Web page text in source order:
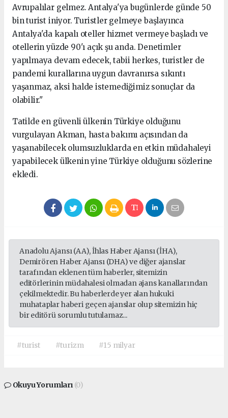
Avrupalılar gelmez. Antalya'ya bugünlerde günde 50
bin turist iniyor. Turistler gelmeye başlayınca
Antalya'da kapalı oteller hizmet vermeye başladı ve
otellerin yüzde 90'ı açık şu anda. Denetimler
yapılmaya devam edecek, tabii herkes, turistler de
pandemi kurallarına uygun davranırsa sıkıntı
yaşanmaz, aksi halde istemediğimiz sonuçlar da
olabilir."
Tatilde en güvenli ülkenin Türkiye olduğunu
vurgulayan Akman, hasta bakımı açısından da
yaşanabilecek olumsuzluklarda en etkin müdahaleyi
yapabilecek ülkenin yine Türkiye olduğunu sözlerine
ekledi.
Anadolu Ajansı (AA), İhlas Haber Ajansı (İHA),
Demirören Haber Ajansı (DHA) ve diğer ajanslar
tarafından eklenen tüm haberler, sitemizin
editörlerinin müdahalesi olmadan ajans kanallarından
çekilmektedir. Bu haberlerde yer alan hukuki
muhataplar haberi geçen ajanslar olup sitemizin hiç
bir editörü sorumlu tutulamaz...
#turist #turizm #15 milyar
Okuyu Yorumları (0)